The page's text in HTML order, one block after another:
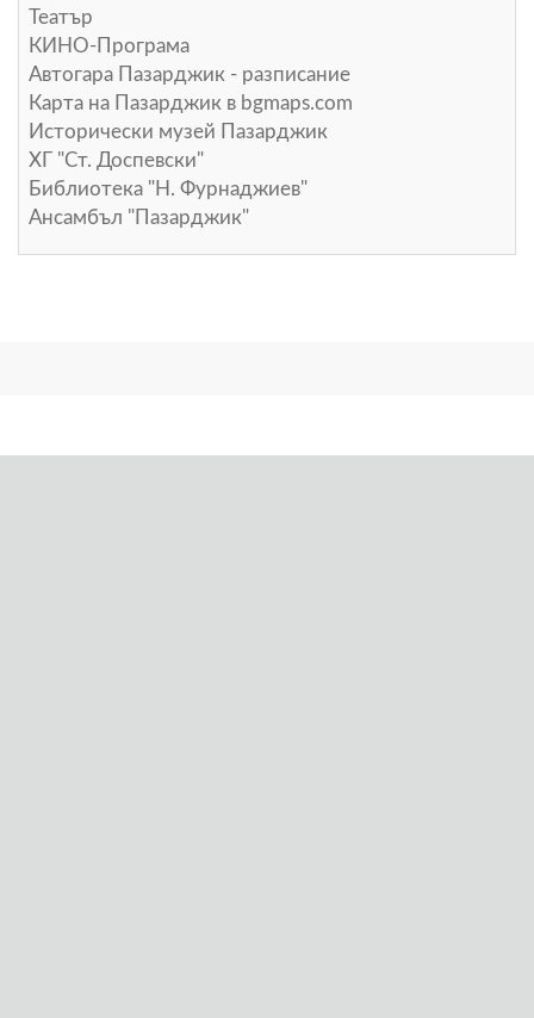
Театър
КИНО-Програма
Автогара Пазарджик - разписание
Карта на Пазарджик в bgmaps.com
Исторически музей Пазарджик
ХГ "Ст. Доспевски"
Библиотека "Н. Фурнаджиев"
Ансамбъл "Пазарджик"